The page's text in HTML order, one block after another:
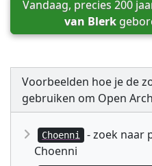
Vandaag, precies 200
van Blerk
Voorbeelden hoe je de
gebruiken om Open
Choenni
- zoek naar
Choenni